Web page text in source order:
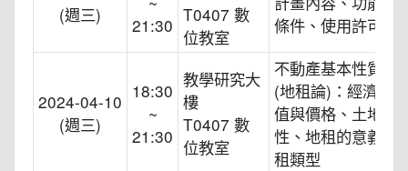
(週三)
21:30 T0407 數
位教室
條件、使用許可管
2024-04-10
(週三)
18:30
~
21:30
教學研究大
樓
T0407 數
位教室
不動產基本性質與
(地租論)：經濟資
值與價格、土地資
性、地租的意義、
租類型